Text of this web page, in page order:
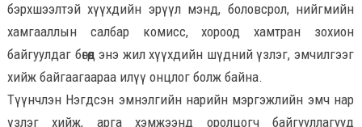
бэрхшээлтэй хүүхдийн эрүүл мэнд, боловсрол, нийгмийн
хамгааллын салбар комисс, хороод хамтран зохион
байгуулдаг бөгөөд энэ жил хүүхдийн шүдний үзлэг, эмчилгээг
хийж байгаагаараа илүү онцлог болж байна.
Түүнчлэн Нэгдсэн эмнэлгийн нарийн мэргэжлийн эмч нар
үзлэг хийж, арга хэмжээнд оролцогч байгууллагууд